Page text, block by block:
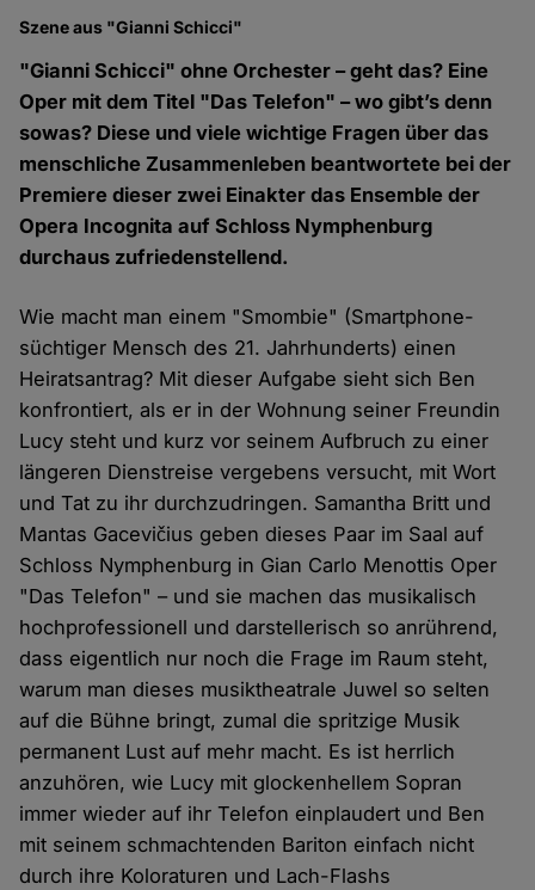
Szene aus "Gianni Schicci"
"Gianni Schicci" ohne Orchester – geht das? Eine
Oper mit dem Titel "Das Telefon" – wo gibt’s denn
sowas? Diese und viele wichtige Fragen über das
menschliche Zusammenleben beantwortete bei der
Premiere dieser zwei Einakter das Ensemble der
Opera Incognita auf Schloss Nymphenburg
durchaus zufriedenstellend.
Wie macht man einem "Smombie" (Smartphone-
süchtiger Mensch des 21. Jahrhunderts) einen
Heiratsantrag? Mit dieser Aufgabe sieht sich Ben
konfrontiert, als er in der Wohnung seiner Freundin
Lucy steht und kurz vor seinem Aufbruch zu einer
längeren Dienstreise vergebens versucht, mit Wort
und Tat zu ihr durchzudringen. Samantha Britt und
Mantas Gacevičius geben dieses Paar im Saal auf
Schloss Nymphenburg in Gian Carlo Menottis Oper
"Das Telefon" – und sie machen das musikalisch
hochprofessionell und darstellerisch so anrührend,
dass eigentlich nur noch die Frage im Raum steht,
warum man dieses musiktheatrale Juwel so selten
auf die Bühne bringt, zumal die spritzige Musik
permanent Lust auf mehr macht. Es ist herrlich
anzuhören, wie Lucy mit glockenhellem Sopran
immer wieder auf ihr Telefon einplaudert und Ben
mit seinem schmachtenden Bariton einfach nicht
durch ihre Koloraturen und Lach-Flashs